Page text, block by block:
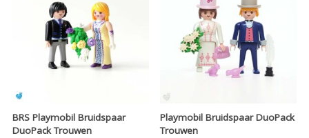
BRS Playmobil Bruidspaar
DuoPack Trouwen
Playmobil Bruidspaar DuoPack
Trouwen